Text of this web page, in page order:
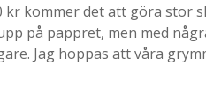
kr kommer det att göra stor
på pappret, men med
Jag hoppas att våra